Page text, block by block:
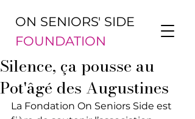
ON SENIORS' SIDE
FOUNDATION
Silence, ça pousse au
Pot'âgé des Augustines
La Fondation On Seniors Side est